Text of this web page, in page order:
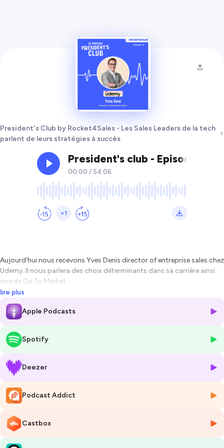
President's Club by Rocket4Sales - Les Sales Leaders de la tech
parlent de leurs stratégies à succès
Aujourd'hui nous recevons Yves Denis director of entreprise sales chez
Udemy. Il nous parlera des choix déterminants dans sa carrière ainsi
que de Go To Market.
Cher auditeur, chère auditrice, nous vous laissons découvrir ce
podcast 🍿
Hébergé par Ausha. Visitez
pour plus d'informations.
lire plus
Apple Podcasts
Spotify
Deezer
Podcast Addict
Castbox